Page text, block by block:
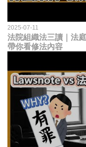
2025-07-11
法院組織法三讀｜法
帶你看修法內容